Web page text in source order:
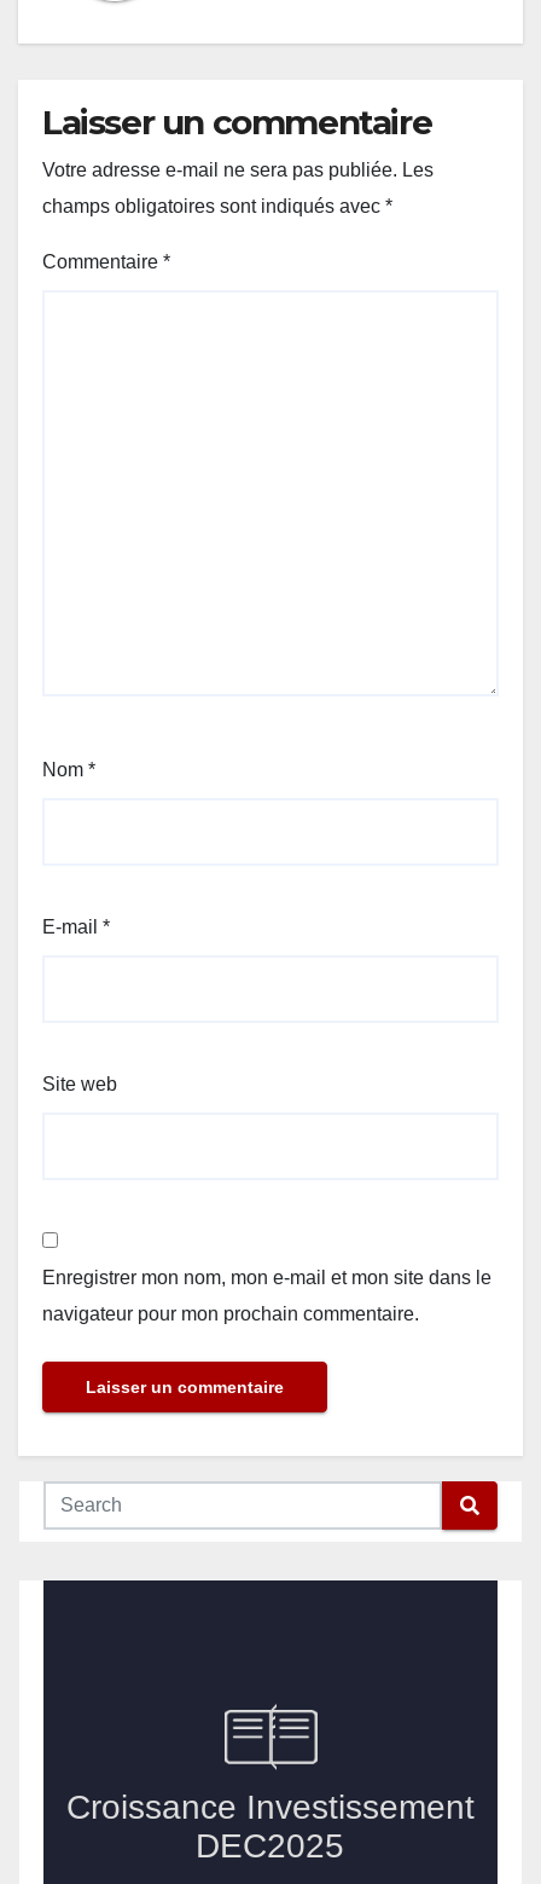
Laisser un commentaire
Votre adresse e-mail ne sera pas publiée. Les
champs obligatoires sont indiqués avec *
Commentaire *
Nom *
E-mail *
Site web
Enregistrer mon nom, mon e-mail et mon site dans le
navigateur pour mon prochain commentaire.